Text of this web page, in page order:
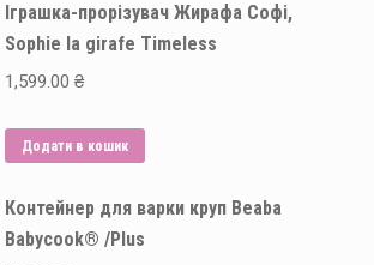
Іграшка-прорізувач Жирафа Софі,
Sophie la girafe Timeless
1,599.00 ₴
Додати в кошик
Контейнер для варки круп Beaba
Babycook® /Plus